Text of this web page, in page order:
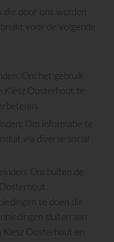
die door ons worden
voor de volgende
Om het gebruik
Kiesz Oosterhout te
Om informatie te
via diverse social
Om buiten de
te doen die
sluiten aan
Kiesz Oosterhout en